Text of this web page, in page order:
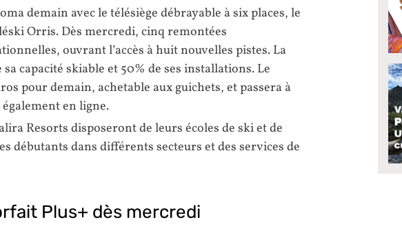
demain avec le télésiège débrayable à six places, le
Orris. Dès mercredi, cinq remontées
ouvrant l’accès à huit nouvelles pistes. La
capacité skiable et 50% de ses installations. Le
pour demain, achetable aux guichets, et passera à
en ligne.
Resorts disposeront de leurs écoles de ski et de
débutants dans différents secteurs et des services de
Plus+ dès mercredi